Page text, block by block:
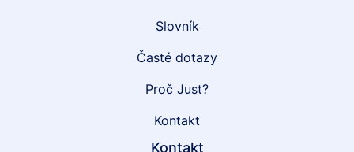
Slovník
Časté dotazy
Proč Just?
Kontakt
Kontakt